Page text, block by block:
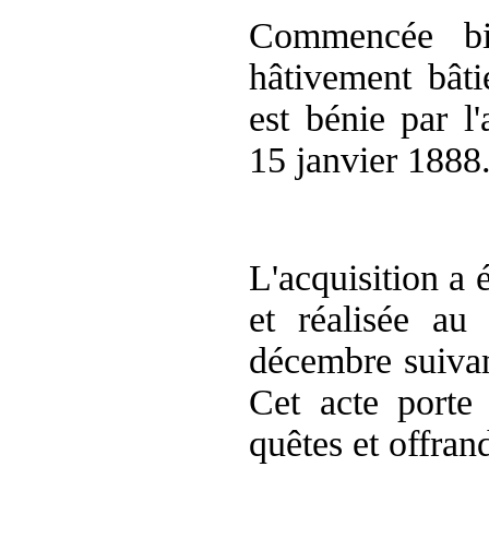
Commencée
hâtivement
est bénie par
15 janvier
L'acquisition a
et réalisée
décembre
Cet acte
quêtes et